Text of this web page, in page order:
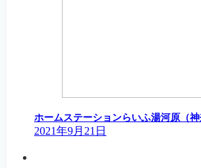
ホームステーションらいふ湯河原（神
2021年9月21日